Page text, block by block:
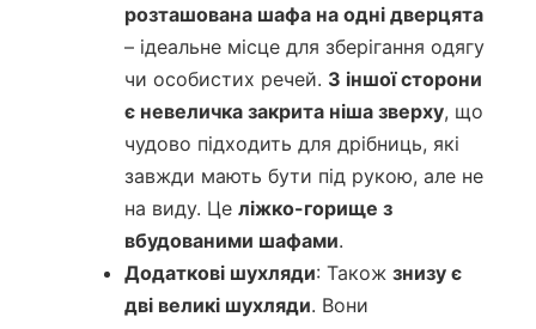
розташована шафа на одні дверцята
– ідеальне місце для зберігання одягу
чи особистих речей. З іншої сторони
є невеличка закрита ніша зверху, що
чудово підходить для дрібниць, які
завжди мають бути під рукою, але не
на виду. Це ліжко-горище з
вбудованими шафами.
Додаткові шухляди: Також знизу є
дві великі шухляди. Вони